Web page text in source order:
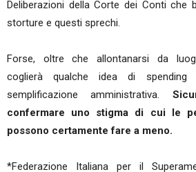
Deliberazioni della Corte dei Conti che
storture e questi sprechi.
Forse, oltre che allontanarsi da
coglierà qualche idea di
semplificazione amministrativa.
confermare uno stigma di cui le
possono certamente fare a meno.
*Federazione Italiana per il